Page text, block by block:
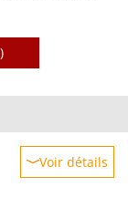
pour particuliers
plutôt
fabriqué avec
est efficace et
des
d'une machine
de mon puits
Voir détails